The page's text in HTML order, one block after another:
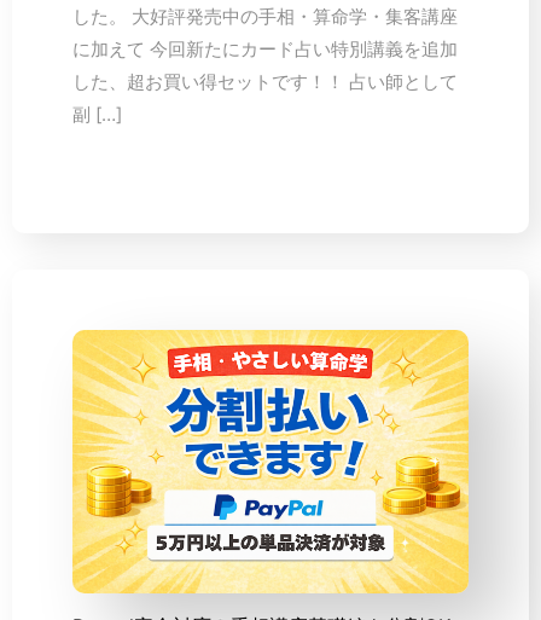
した。 大好評発売中の手相・算命学・集客講座
に加えて 今回新たにカード占い特別講義を追加
した、超お買い得セットです！！ 占い師として
副 […]